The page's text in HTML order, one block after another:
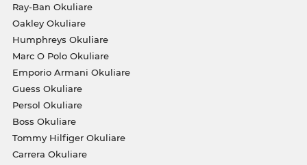
Ray-Ban Okuliare
Oakley Okuliare
Humphreys Okuliare
Marc O Polo Okuliare
Emporio Armani Okuliare
Guess Okuliare
Persol Okuliare
Boss Okuliare
Tommy Hilfiger Okuliare
Carrera Okuliare